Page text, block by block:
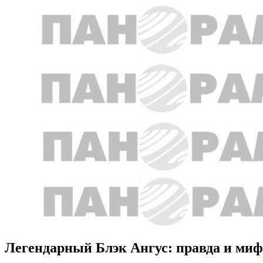
Легендарный Блэк Ангус: правда и